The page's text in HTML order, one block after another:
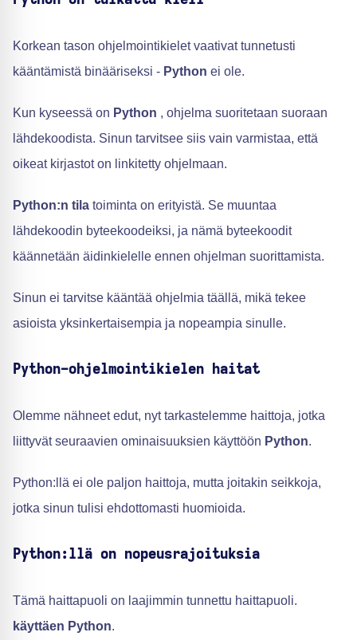
Korkean tason ohjelmointikielet vaativat tunnetusti
kääntämistä binääriseksi - Python ei ole.
Kun kyseessä on Python , ohjelma suoritetaan suoraan
lähdekoodista. Sinun tarvitsee siis vain varmistaa, että
oikeat kirjastot on linkitetty ohjelmaan.
Python:n tila toiminta on erityistä. Se muuntaa
lähdekoodin byteekoodeiksi, ja nämä byteekoodit
käännetään äidinkielelle ennen ohjelman suorittamista.
Sinun ei tarvitse kääntää ohjelmia täällä, mikä tekee
asioista yksinkertaisempia ja nopeampia sinulle.
Python-ohjelmointikielen haitat
Olemme nähneet edut, nyt tarkastelemme haittoja, jotka
liittyvät seuraavien ominaisuuksien käyttöön Python.
Python:llä ei ole paljon haittoja, mutta joitakin seikkoja,
jotka sinun tulisi ehdottomasti huomioida.
Python:llä on nopeusrajoituksia
Tämä haittapuoli on laajimmin tunnettu haittapuoli.
käyttäen Python.